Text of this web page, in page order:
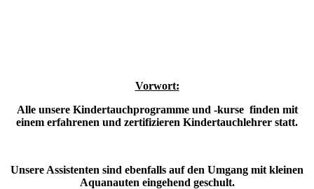
Vorwort:
Alle unsere Kindertauchprogramme und -kurse finden mit
einem erfahrenen und zertifizieren Kindertauchlehrer statt.
Unsere Assistenten sind ebenfalls auf den Umgang mit kleinen
Aquanauten eingehend geschult.